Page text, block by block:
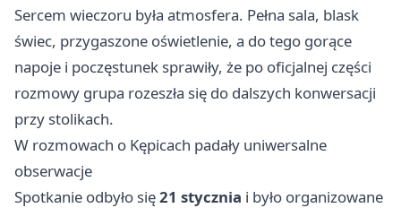
Sercem wieczoru była atmosfera. Pełna sala, blask
świec, przygaszone oświetlenie, a do tego gorące
napoje i poczęstunek sprawiły, że po oficjalnej części
rozmowy grupa rozeszła się do dalszych konwersacji
przy stolikach.
W rozmowach o Kępicach padały uniwersalne
obserwacje
Spotkanie odbyło się21 stycznia i było organizowane